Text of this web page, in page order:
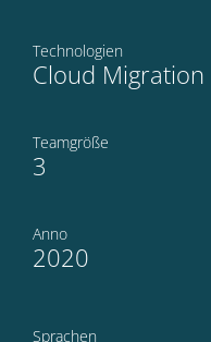
Technologien
Cloud Migration
Teamgröße
3
Anno
2020
Sprachen